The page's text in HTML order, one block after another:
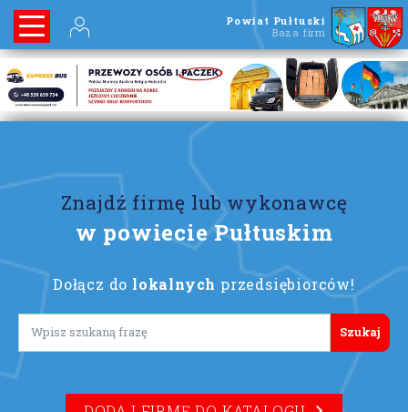
Powiat Pułtuski
Baza firm
Znajdź firmę lub wykonawcę
w powiecie Pułtuskim
Dołącz do lokalnych przedsiębiorców!
Lorem ipsum